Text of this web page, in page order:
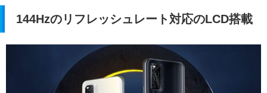
144Hzのリフレッシュレート対応のLCD搭載